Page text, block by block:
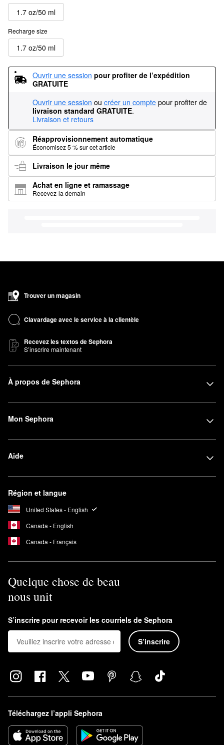
1.7 oz/50 ml
Recharge size
1.7 oz/50 ml
Ouvrir une session pour profiter de l’expédition
GRATUITE
Ouvrir une session ou créer un compte pour profiter de
livraison standard GRATUITE.
Livraison et retours
Réapprovisionnement automatique
Économisez 5 % sur cet article
Livraison le jour même
Achat en ligne et ramassage
Recevez-la demain
Trouver un magasin
Clavardage avec le service à la clientèle
Recevez les textos de Sephora
S’inscrire maintenant
À propos de Sephora
Mon Sephora
Aide
Région et langue
United States - English
Canada - English
Canada - Français
Quelque chose de beau
nous unit
S’inscrire pour recevoir les courriels de Sephora
S’inscrire
Téléchargez l’appli Sephora